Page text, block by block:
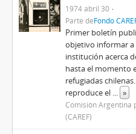
1974 abril 30
Parte deFondo
Primer boletín
objetivo informar a
institución acerca
hasta el momento
refugiadas
reproduce el ... »
Comisión Argentina
(CAREF)